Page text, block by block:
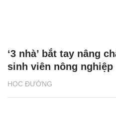
HỌC ĐƯỜNG
‘3 nhà’ bắt tay nâng
sinh viên nông nghiệp